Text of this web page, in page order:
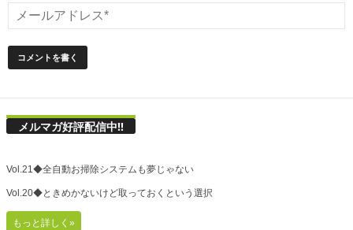
メルマガ好評配信中!!
Vol.21◆全自動お掃除システムも夢じゃない
Vol.20◆ときめかないけど取っておくという選択
もっと詳しく»